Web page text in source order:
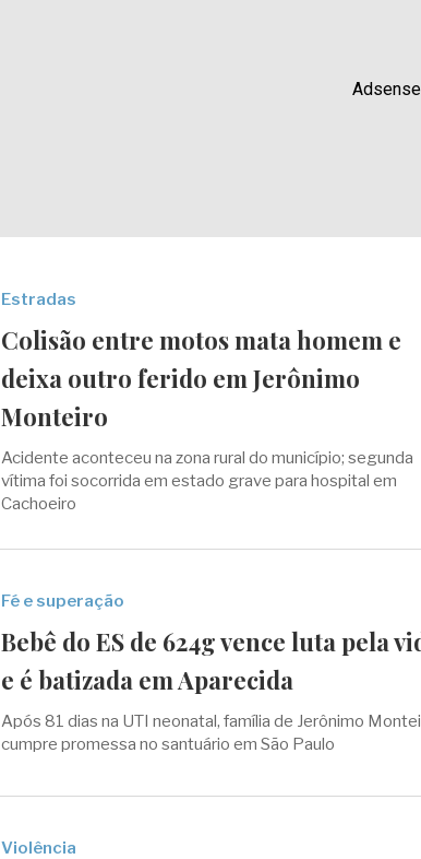
Adsense
Estradas
Colisão entre motos mata homem e
deixa outro ferido em Jerônimo
Monteiro
Acidente aconteceu na zona rural do município; segunda
vítima foi socorrida em estado grave para hospital em
Cachoeiro
Fé e superação
Bebê do ES de 624g vence luta pela
e é batizada em Aparecida
Após 81 dias na UTI neonatal, família de Jerônimo
cumpre promessa no santuário em São Paulo
Violência